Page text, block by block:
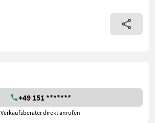
+49 151 *******
Verkaufsberater direkt anrufen